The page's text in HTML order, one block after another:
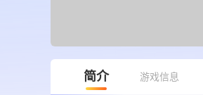
简介 游戏信息